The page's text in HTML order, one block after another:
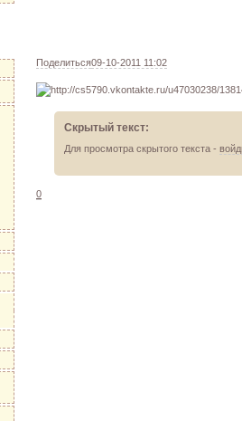
Поделиться09-10-2011 11:02
Скрытый текст:
Для просмотра скрытого текста -
0